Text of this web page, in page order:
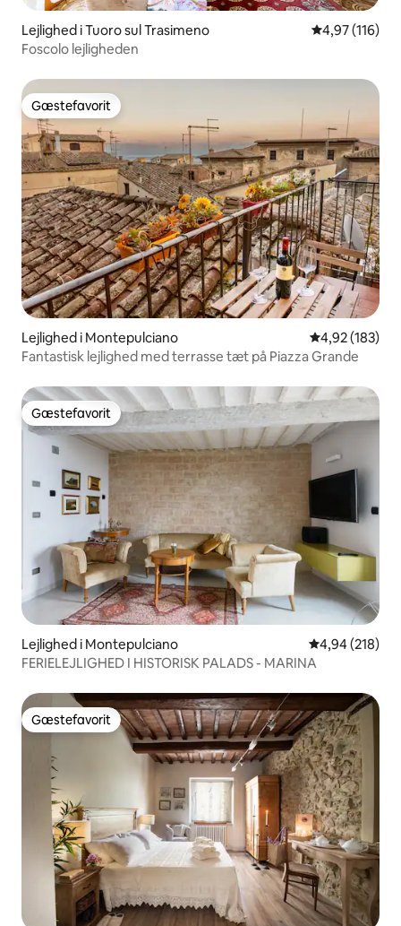
Lejlighed i Tuoro sul Trasimeno 4,97 ud af 5 i
4,97 (116)
Foscolo lejligheden
Gæstefavorit
Gæstefavorit
Lejlighed i Montepulciano 4,92 ud af 5 i
4,92 (183)
Fantastisk lejlighed med terrasse tæt på Piazza Grande
Gæstefavorit
Gæstefavorit
Lejlighed i Montepulciano 4,94 ud af 5 i
4,94 (218)
FERIELEJLIGHED I HISTORISK PALADS - MARINA
Gæstefavorit
Gæstefavorit